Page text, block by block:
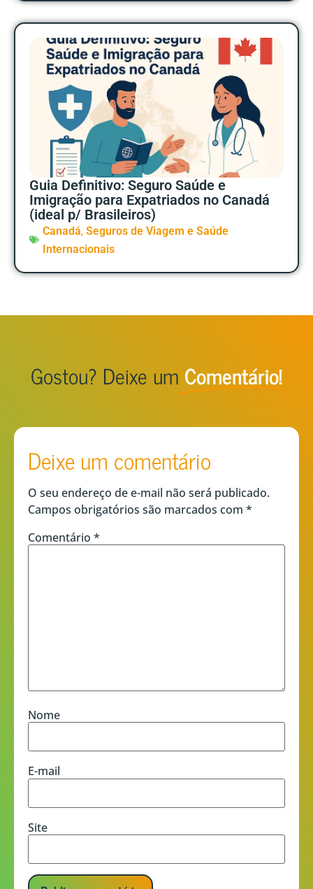
Guia Definitivo: Seguro Saúde e
Imigração para Expatriados no Canadá
(ideal p/ Brasileiros)
Canadá, Seguros de Viagem e Saúde
Internacionais
Gostou? Deixe um Comentário!
Deixe um comentário
O seu endereço de e-mail não será publicado.
Campos obrigatórios são marcados com *
Comentário *
Nome
E-mail
Site